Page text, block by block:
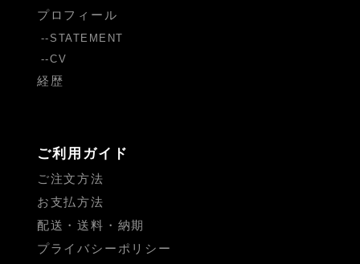
プロフィール
STATEMENT
CV
経歴
ご利用ガイド
ご注文方法
お支払方法
配送・送料・納期
プライバシーポリシー